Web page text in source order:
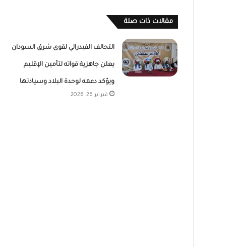
مقالات ذات صلة
التحالف الفيدرالي لقوى شرق السودان
يعلن جاهزية قواته لتأمين الإقليم
ويؤكد دعمه لوحدة البلاد وسيادتها
فبراير 26, 2026